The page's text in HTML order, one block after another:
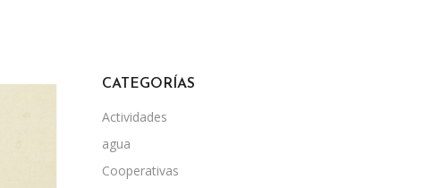
CATEGORÍAS
Actividades
agua
Cooperativas